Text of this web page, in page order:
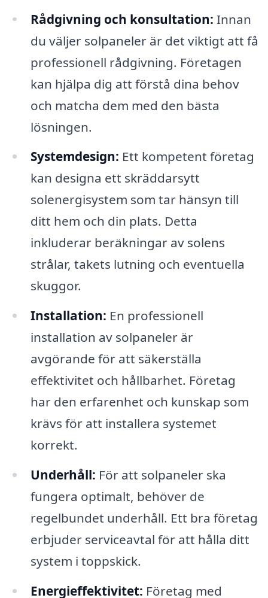
Rådgivning och konsultation: Innan
du väljer solpaneler är det viktigt att få
professionell rådgivning. Företagen
kan hjälpa dig att förstå dina behov
och matcha dem med den bästa
lösningen.
Systemdesign: Ett kompetent företag
kan designa ett skräddarsytt
solenergisystem som tar hänsyn till
ditt hem och din plats. Detta
inkluderar beräkningar av solens
strålar, takets lutning och eventuella
skuggor.
Installation: En professionell
installation av solpaneler är
avgörande för att säkerställa
effektivitet och hållbarhet. Företag
har den erfarenhet och kunskap som
krävs för att installera systemet
korrekt.
Underhåll: För att solpaneler ska
fungera optimalt, behöver de
regelbundet underhåll. Ett bra företag
erbjuder serviceavtal för att hålla ditt
system i toppskick.
Energieffektivitet: Företag med